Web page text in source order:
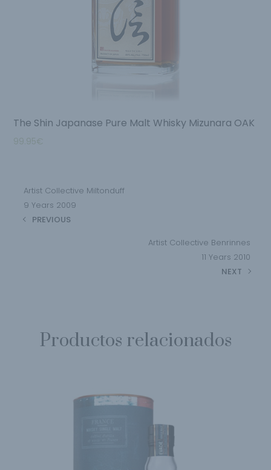
The Shin Japanase Pure Malt Whisky Mizunara OAK
99.95€
Artist Collective Miltonduff
9 Years 2009
PREVIOUS
Artist Collective Benrinnes
11 Years 2010
NEXT
Productos relacionados